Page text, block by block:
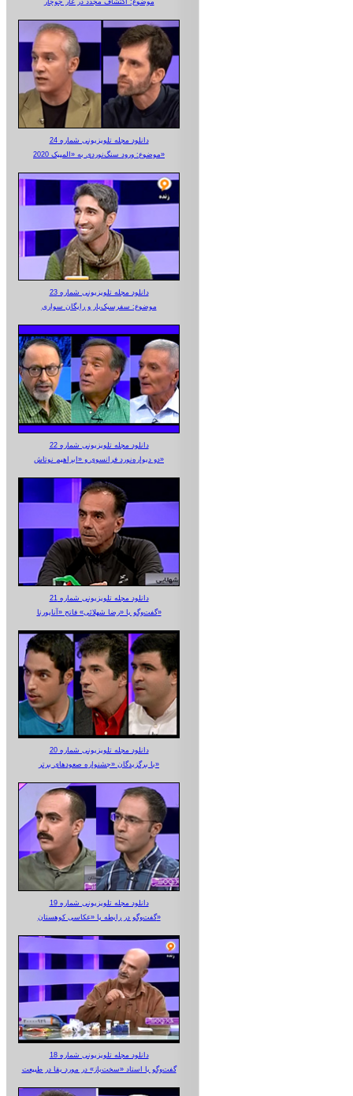
دانلود مجله تلویزیونی شماره 24
موضوع: ورود سنگ‌نوردی به «المپیک 2020»
دانلود مجله تلویزیونی شماره 23
موضوع: سفرسبک‌بار و رایگان سواری
دانلود مجله تلویزیونی شماره 22
دو دیواره‌نورد فرانسوی و «ابراهیم نوتاش»
دانلود مجله تلویزیونی شماره 21
گفت‌وگو با «رضا شهلائی» فاتح «آناپورنا»
دانلود مجله تلویزیونی شماره 20
با برگزیدگان «جشنواره صعودهای برتر»
دانلود مجله تلویزیونی شماره 19
گفت‌وگو در رابطه با «عکاسی کوهستان»
دانلود مجله تلویزیونی شماره 18
گفت‌وگو با استاد «سخت‌باز» در مورد بقا در طبیعت